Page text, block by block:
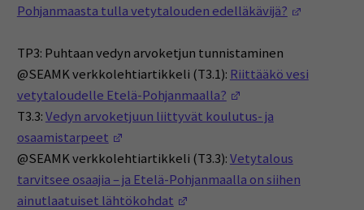
Pohjanmaasta tulla vetytalouden edelläkävijä?
TP3: Puhtaan vedyn arvoketjun tunnistaminen
@SEAMK verkkolehtiartikkeli (T3.1): Riittääkö vesi
vetytaloudelle Etelä-Pohjanmaalla?
T3.3:Vedyn arvoketjuun liittyvät koulutus- ja
osaamistarpeet
@SEAMK verkkolehtiartikkeli (T3.3):Vetytalous
tarvitsee osaajia – ja Etelä-Pohjanmaalla on siihen
ainutlaatuiset lähtökohdat